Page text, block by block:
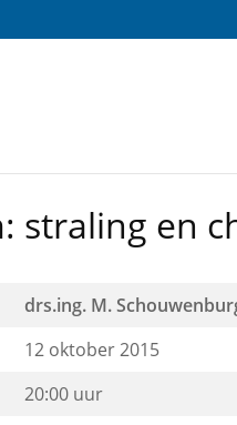
straling en
drs.ing. M.
12 oktober 2015
20:00 uur